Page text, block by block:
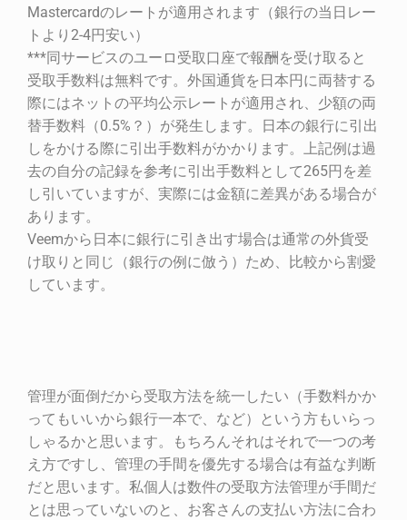
Mastercardのレートが適用されます（銀行の当日レー
トより2-4円安い）
***同サービスのユーロ受取口座で報酬を受け取ると
受取手数料は無料です。外国通貨を日本円に両替する
際にはネットの平均公示レートが適用され、少額の両
替手数料（0.5%？）が発生します。日本の銀行に引出
しをかける際に引出手数料がかかります。上記例は過
去の自分の記録を参考に引出手数料として265円を差
し引いていますが、実際には金額に差異がある場合が
あります。
Veemから日本に銀行に引き出す場合は通常の外貨受
け取りと同じ（銀行の例に倣う）ため、比較から割愛
しています。
管理が面倒だから受取方法を統一したい（手数料かか
ってもいいから銀行一本で、など）という方もいらっ
しゃるかと思います。もちろんそれはそれで一つの考
え方ですし、管理の手間を優先する場合は有益な判断
だと思います。私個人は数件の受取方法管理が手間だ
とは思っていないのと、お客さんの支払い方法に合わ